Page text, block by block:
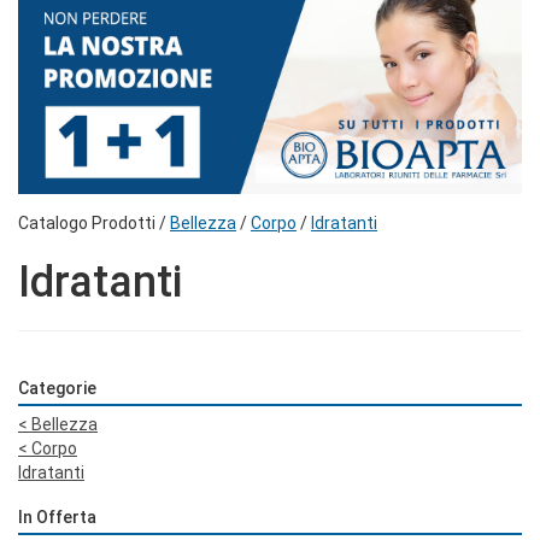
Catalogo Prodotti /Bellezza /Corpo /Idratanti
Idratanti
Categorie
< Bellezza
< Corpo
Idratanti
In Offerta